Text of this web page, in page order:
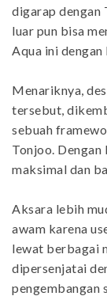
digarap dengan
luar pun bisa
Aqua ini dengan
Menariknya,
tersebut,
sebuah
Tonjoo.
maksimal dan
Aksara lebih
awam karena
lewat berbagai
dipersenjatai
pengembangan